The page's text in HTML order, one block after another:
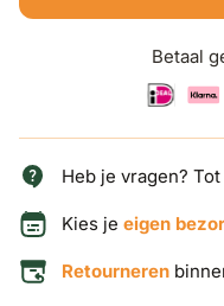
Betaal
Heb je vragen? Tot
Kies je eigen
Retourneren